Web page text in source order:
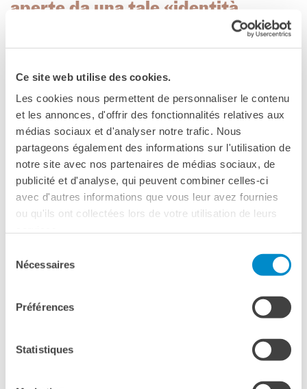
Ce site web utilise des cookies.
Les cookies nous permettent de personnaliser le contenu
et les annonces, d'offrir des fonctionnalités relatives aux
médias sociaux et d'analyser notre trafic. Nous
partageons également des informations sur l'utilisation de
notre site avec nos partenaires de médias sociaux, de
publicité et d'analyse, qui peuvent combiner celles-ci
avec d'autres informations que vous leur avez fournies
ou qu'ils ont collectées lors de votre utilisation de leurs
Nécessaires
Préférences
Statistiques
aperte da una tale «identità
robotizzata», tematizzandone le
metafisiche e teologiche.
INCONTRO IN LINGUA FRANCESE ED
ITALIANO CON TRADUZIONE
PER VEDERE IL REPLAY
Filosofia dell’Europa all’Università
di Nantes, Dottore Honoris
e dell’Università Saint-Louis a
trentina di opere tra cui: Le Potenze dell’Esperienza. Saggio
sull’identità contemporanea (Edizioni del Cervo, 1991),